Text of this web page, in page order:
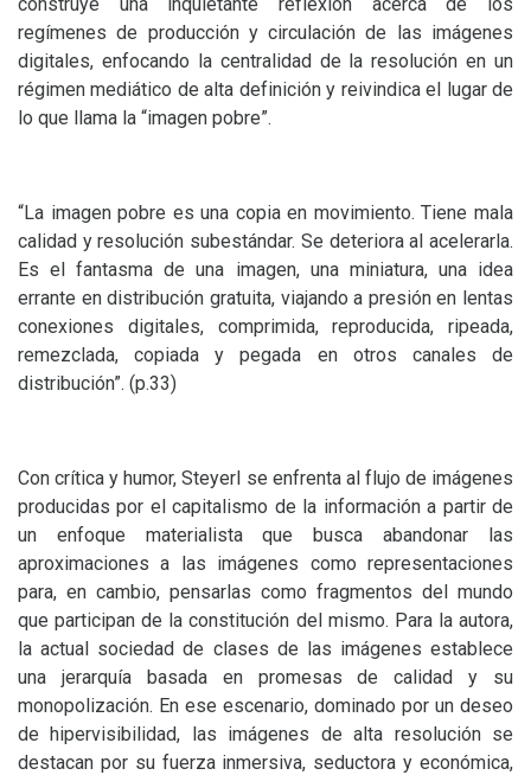
regímenes de producción y circulación de las imágenes
digitales, enfocando la centralidad de la resolución en un
régimen mediático de alta definición y reivindica el lugar de
lo que llama la “imagen pobre”.
“La imagen pobre es una copia en movimiento. Tiene mala
calidad y resolución subestándar. Se deteriora al acelerarla.
Es el fantasma de una imagen, una miniatura, una idea
errante en distribución gratuita, viajando a presión en lentas
conexiones digitales, comprimida, reproducida, ripeada,
remezclada, copiada y pegada en otros canales de
distribución”. (p.33)
Con crítica y humor, Steyerl se enfrenta al flujo de imágenes
producidas por el capitalismo de la información a partir de
un enfoque materialista que busca abandonar las
aproximaciones a las imágenes como representaciones
para, en cambio, pensarlas como fragmentos del mundo
que participan de la constitución del mismo. Para la autora,
la actual sociedad de clases de las imágenes establece
una jerarquía basada en promesas de calidad y su
monopolización. En ese escenario, dominado por un deseo
de hipervisibilidad, las imágenes de alta resolución se
destacan por su fuerza inmersiva, seductora y económica,